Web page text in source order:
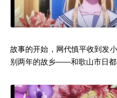
故事的开始，网代慎平收到发
别两年的故乡——和歌山市日都